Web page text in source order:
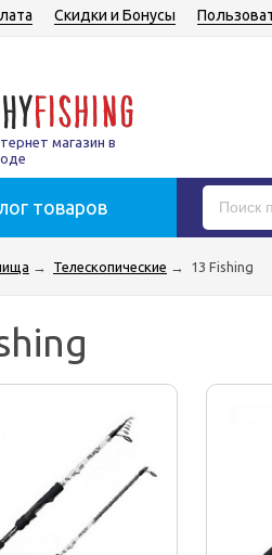
Скидки и Бонусы
магазин в
товаров
→ Телескопические → 13 Fishing